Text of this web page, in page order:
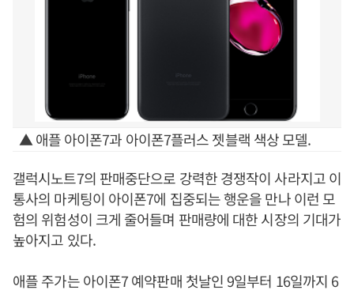
▲ 애플 아이폰7과 아이폰7플러스 젯블랙 색상 모델.
갤럭시노트7의 판매중단으로 강력한 경쟁작이 사라지고 이
통사의 마케팅이 아이폰7에 집중되는 행운을 만나 이런 모
험의 위험성이 크게 줄어들며 판매량에 대한 시장의 기대가
높아지고 있다.
애플 주가는 아이폰7 예약판매 첫날인 9일부터 16일까지 6